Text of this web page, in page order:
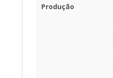
Produção